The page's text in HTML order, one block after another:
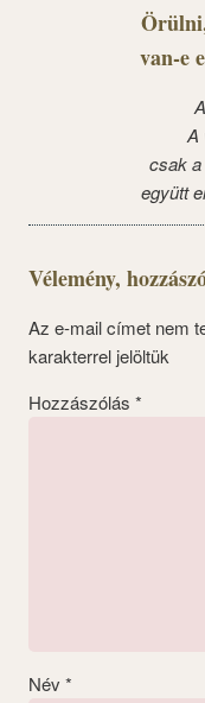
van-e
A
csak
együtt
Vélemény,
Az e-mail címet nem
karakterrel jelöltük
Hozzászólás *
Név *